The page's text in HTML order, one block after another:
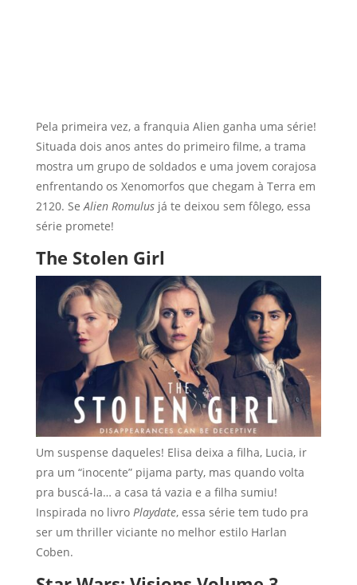
Pela primeira vez, a franquia Alien ganha uma série!
Situada dois anos antes do primeiro filme, a trama
mostra um grupo de soldados e uma jovem corajosa
enfrentando os Xenomorfos que chegam à Terra em
2120. Se Alien Romulusjá te deixou sem fôlego, essa
série promete!
The Stolen Girl
Um suspense daqueles! Elisa deixa a filha, Lucia, ir
pra um “inocente” pijama party, mas quando volta
pra buscá-la… a casa tá vazia e a filha sumiu!
Inspirada no livro Playdate, essa série tem tudo pra
ser um thriller viciante no melhor estilo Harlan
Coben.